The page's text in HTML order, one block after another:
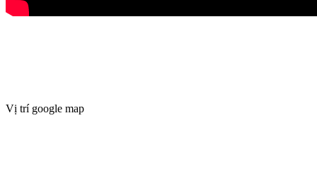
Vị trí google map